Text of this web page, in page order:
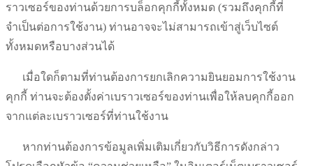
ราวเซอร์ของท่านด้วยการบล็อกคุกกี้ทั้งหมด (รวมถึงคุกกี้ที่
จำเป็นต่อการใช้งาน) ท่านอาจจะไม่สามารถเข้าสู่เว็บไซต์
ทั้งหมดหรือบางส่วนได้
เมื่อใดก็ตามที่ท่านต้องการยกเลิกความยินยอมการใช้งาน
คุกกี้ ท่านจะต้องตั้งค่าเบราวเซอร์ของท่านเพื่อให้ลบคุกกี้ออก
จากแต่ละเบราวเซอร์ที่ท่านใช้งาน
หากท่านต้องการข้อมูลเพิ่มเติมเกี่ยวกับวิธีการดังกล่าว